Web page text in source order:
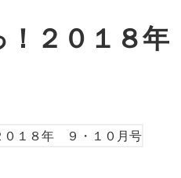
！２０１８年